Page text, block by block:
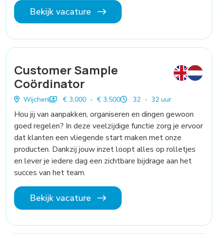
Bekijk vacature
Customer Sample
Coördinator
Wijchen € 3,000 - € 3,500 32 - 32 uur
Hou jij van aanpakken, organiseren en dingen gewoon
goed regelen? In deze veelzijdige functie zorg je ervoor
dat klanten een vliegende start maken met onze
producten. Dankzij jouw inzet loopt alles op rolletjes
en lever je iedere dag een zichtbare bijdrage aan het
succes van het team.
Bekijk vacature